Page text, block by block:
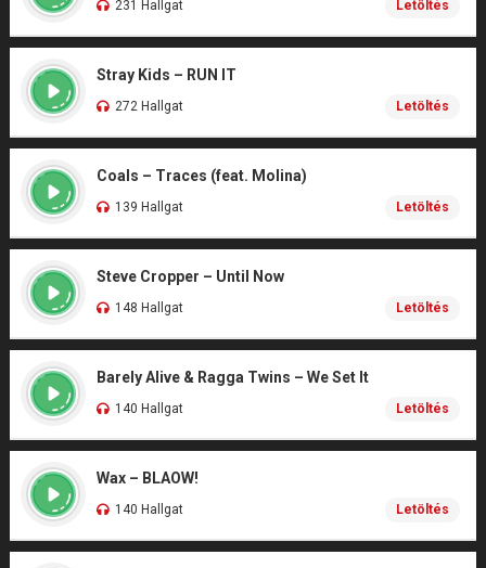
231 Hallgat Letöltés
Stray Kids – RUN IT
272 Hallgat Letöltés
Coals – Traces (feat. Molina)
139 Hallgat Letöltés
Steve Cropper – Until Now
148 Hallgat Letöltés
Barely Alive & Ragga Twins – We Set It
140 Hallgat Letöltés
Wax – BLAOW!
140 Hallgat Letöltés